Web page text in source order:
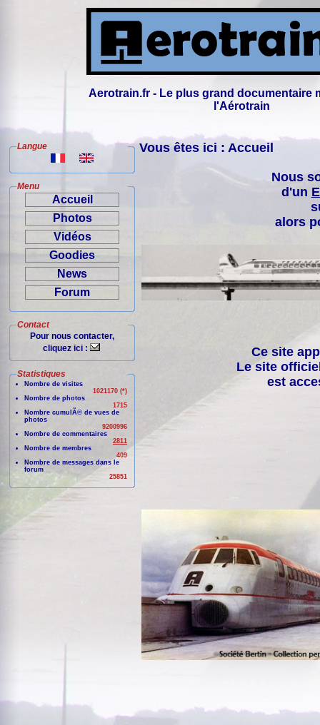
Aerotrain.fr - Le plus grand documentaire
l'Aérotrain
Langue
Menu
Accueil
Photos
Vidéos
Goodies
News
Forum
Contact
Pour nous contacter,
cliquez ici :
Statistiques
Nombre de visites
1021170 (*)
Nombre de photos
1715
Nombre cumulÃ© de vues de
photos
9200996
Nombre de commentaires
2811
Nombre de membres
409
Nombre de messages dans le
forum
25851
Vous êtes ici : Accueil
Nous
d'un
alors
Ce site
Le site
est